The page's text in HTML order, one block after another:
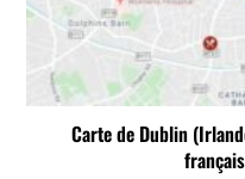
Carte de Dublin